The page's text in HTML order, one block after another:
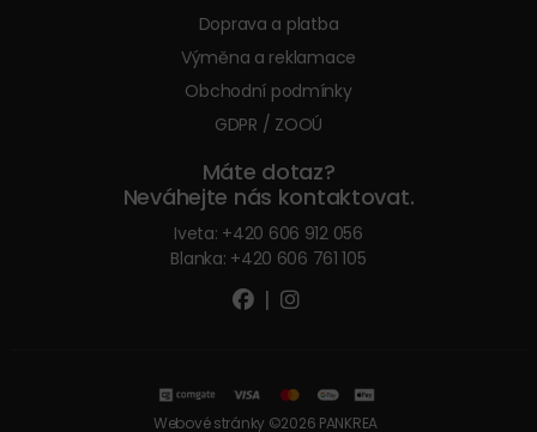
Doprava a platba
Výměna a reklamace
Obchodní podmínky
GDPR / ZOOÚ
Máte dotaz?
Neváhejte nás kontaktovat.
Iveta: +420 606 912 056
Blanka: +420 606 761 105
|
Webové stránky ©2026 PANKREA